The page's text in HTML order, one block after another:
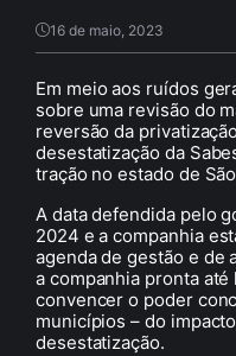
16 de maio, 2023
Em meio aos ruídos
sobre uma revisão do
reversão da
desestatização da
tração no estado de
A data defendida pelo
2024 e a companhia
agenda de gestão e de
a companhia pronta
convencer o poder
municípios – do
desestatização.